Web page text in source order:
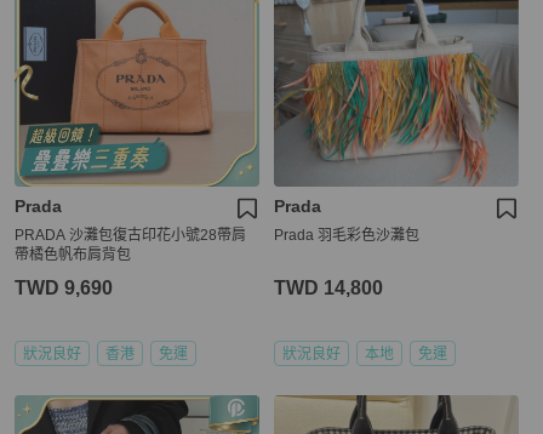
Prada
PRADA 沙灘包復古印花小號28帶肩
帶橘色帆布肩背包
TWD 9,690
狀況良好 香港 免運
Prada
Prada 羽毛彩色沙灘包
TWD 14,800
狀況良好 本地 免運